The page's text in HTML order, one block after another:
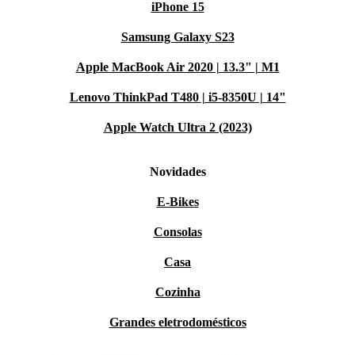
iPhone 15
Samsung Galaxy S23
Apple MacBook Air 2020 | 13.3" | M1
Lenovo ThinkPad T480 | i5-8350U | 14"
Apple Watch Ultra 2 (2023)
Novidades
E-Bikes
Consolas
Casa
Cozinha
Grandes eletrodomésticos